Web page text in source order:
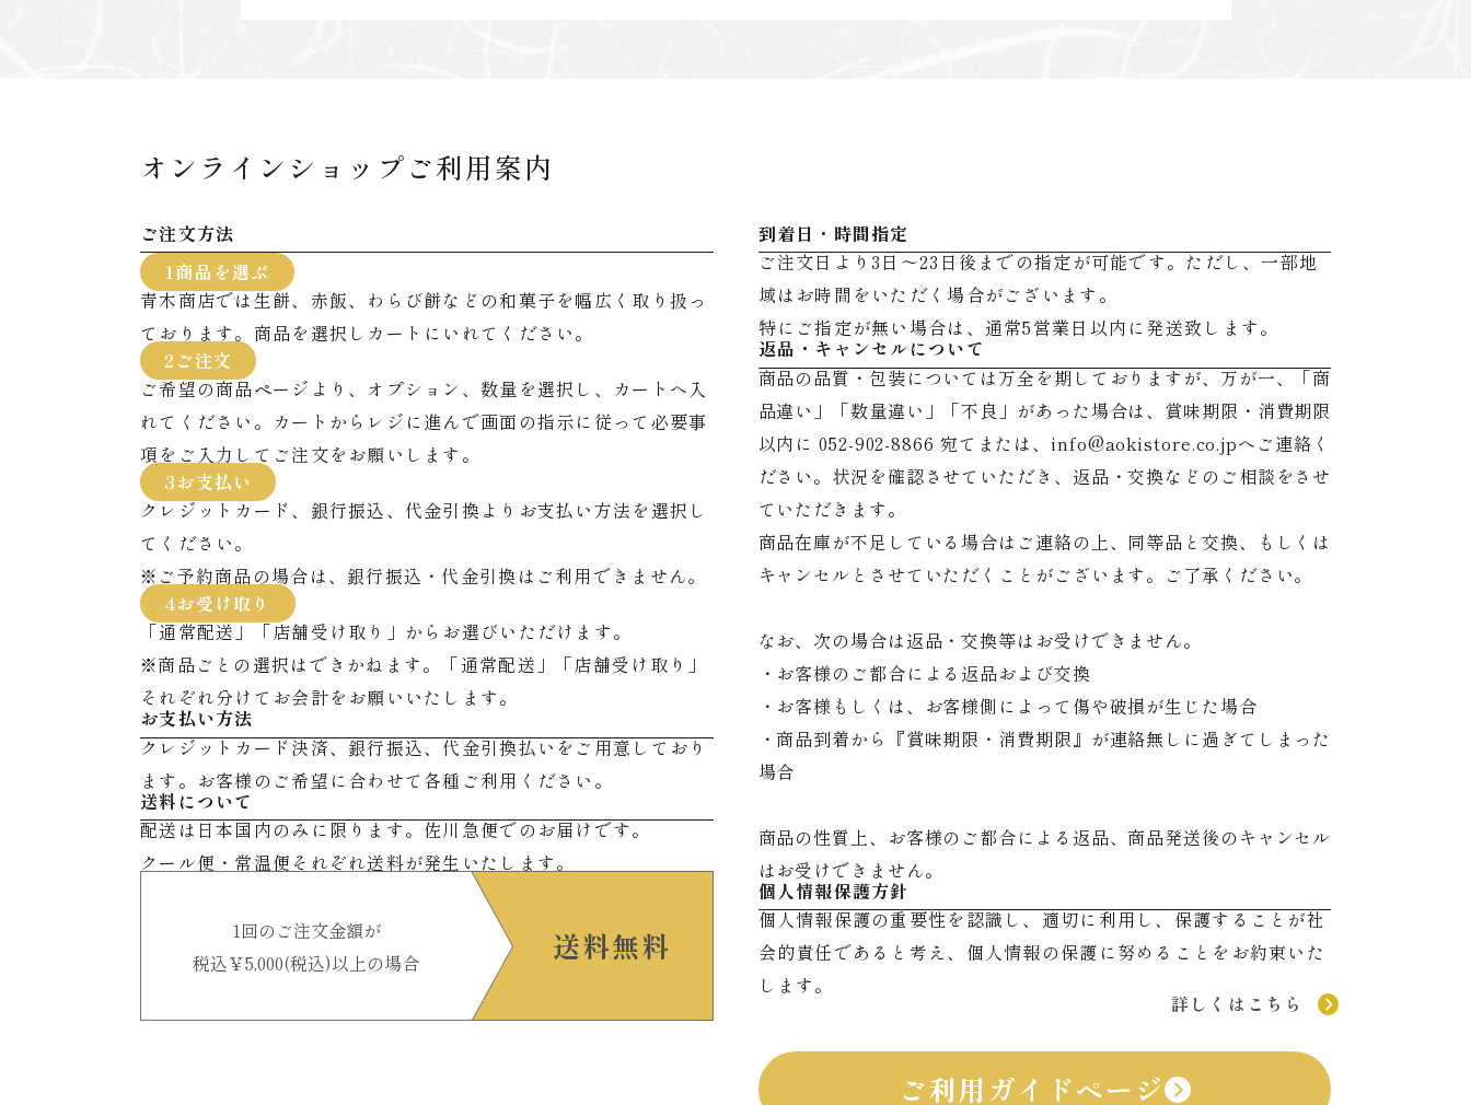
オンラインショップご利用案内
ご注文方法
1商品を選ぶ
青木商店では生餅、赤飯、わらび餅などの和菓子を幅広く取り扱っ
ております。商品を選択しカートにいれてください。
2ご注文
ご希望の商品ページより、オプション、数量を選択し、カートへ入
れてください。カートからレジに進んで画面の指示に従って必要事
項をご入力してご注文をお願いします。
3お支払い
クレジットカード、銀行振込、代金引換よりお支払い方法を選択し
てください。
※ご予約商品の場合は、銀行振込・代金引換はご利用できません。
4お受け取り
「通常配送」「店舗受け取り」からお選びいただけます。
※商品ごとの選択はできかねます。「通常配送」「店舗受け取り」
それぞれ分けてお会計をお願いいたします。
お支払い方法
クレジットカード決済、銀行振込、代金引換払いをご用意しており
ます。お客様のご希望に合わせて各種ご利用ください。
送料について
配送は日本国内のみに限ります。佐川急便でのお届けです。
クール便・常温便それぞれ送料が発生いたします。
1回のご注文金額が
税込￥5,000(税込)以上の場合
送料無料
到着日・時間指定
ご注文日より3日～23日後までの指定が可能です。ただし、一部地
域はお時間をいただく場合がございます。
特にご指定が無い場合は、通常5営業日以内に発送致します。
返品・キャンセルについて
商品の品質・包装については万全を期しておりますが、万が一、「商
品違い」「数量違い」「不良」があった場合は、賞味期限・消費期限
以内に 052-902-8866 宛てまたは、info@aokistore.co.jpへご連絡く
ださい。状況を確認させていただき、返品・交換などのご相談をさせ
ていただきます。
商品在庫が不足している場合はご連絡の上、同等品と交換、もしくは
キャンセルとさせていただくことがございます。ご了承ください。
なお、次の場合は返品・交換等はお受けできません。
・お客様のご都合による返品および交換
・お客様もしくは、お客様側によって傷や破損が生じた場合
・商品到着から『賞味期限・消費期限』が連絡無しに過ぎてしまった
場合
商品の性質上、お客様のご都合による返品、商品発送後のキャンセル
はお受けできません。
個人情報保護方針
個人情報保護の重要性を認識し、適切に利用し、保護することが社
会的責任であると考え、個人情報の保護に努めることをお約束いた
します。
詳しくはこちら
ご利用ガイドページ